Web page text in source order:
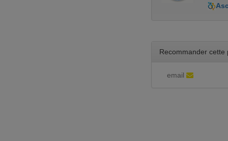
Recommander cette
email